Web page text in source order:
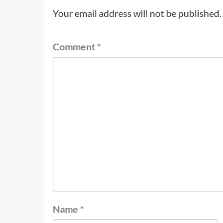
Your email address will not be published.
Comment *
Name *